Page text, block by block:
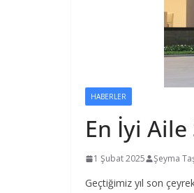
HABERLER
En İyi
1 Şubat 2025 Şeyma
Geçtiğimiz yıl son